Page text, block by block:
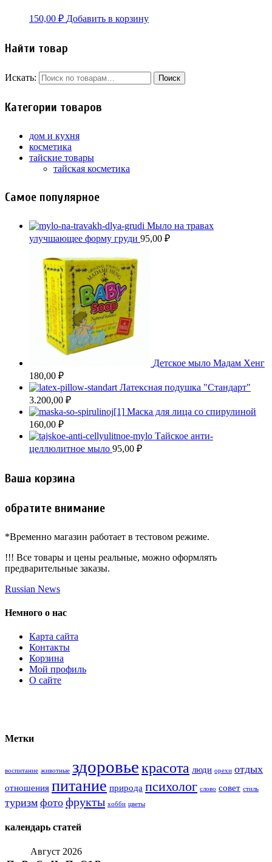
150,00 ₽ Добавить в корзину
Найти товар
Искать:
Категории товаров
дом и кухня
косметика
тайские товары
тайская косметика
Самое популярное
Мыло на травах
улучшающее форму груди 95,00 ₽
Детское мыло Мадам Хенг
180,00 ₽
Латексная подушка "Стандарт"
3.200,00 ₽
Маска для лица со спирулиной
160,00 ₽
Тайское анти-
целлюлитное мыло 95,00 ₽
Ваша корзина
обратите внимание
*Временно магазин работает в тестовом режиме.
!!! Все товары и цены реальные, можно оформлять
предварительные заказы.
Russian News
Немного о нас
Карта сайта
Контакты
Корзина
Мой профиль
О сайте
Метки
воспитание животные здоровьекрасота люди орехи отдых
отношения питание природа психолог слово совет стиль
туризм фото фрукты хобби цветы
календарь статей
Август 2026